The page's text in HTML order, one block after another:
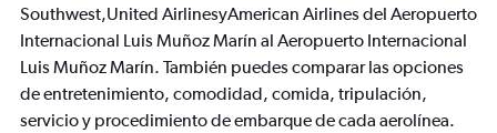
Southwest,United AirlinesyAmerican Airlines del Aeropuerto
Internacional Luis Muñoz Marín al Aeropuerto Internacional
Luis Muñoz Marín. También puedes comparar las opciones
de entretenimiento, comodidad, comida, tripulación,
servicio y procedimiento de embarque de cada aerolínea.